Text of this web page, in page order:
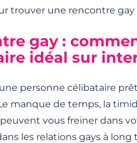
trouver une rencontre
gay :
idéal sur
personne célibataire
manque de temps, la
vous freiner dans
les relations gays à